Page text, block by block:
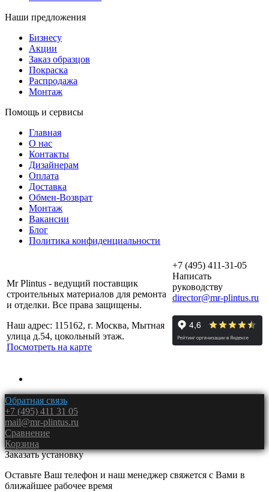
Наши предложения
Бизнесу
Акции
Заказ образцов
Покраска
Распродажа
Монтаж
Помощь и сервисы
Главная
О нас
Контакты
Дизайнерам
Оплата
Доставка
Обмен-Возврат
Монтаж
Вакансии
Блог
Политика конфиденциальности
Mr Plintus - ведущий поставщик
строительных материалов для ремонта
и отделки. Все права защищены.
Наш адрес: 115162, г. Москва, Мытная
улица д.54, цокольный этаж.
Посмотреть на карте
+7 (495) 411-31-05
Написать
руководству
director@mr-plintus.ru
Обратная связь
+7 (495) 411 31 05
mail@mr-plintus.ru
Сравнение
Корзина
Заказать установку
Оставьте Ваш телефон и наш менеджер свяжется с Вами в
ближайшее рабочее время